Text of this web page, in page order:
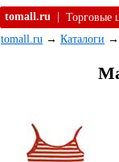
tomall.ru Торговые
tomall.ru → Каталоги →